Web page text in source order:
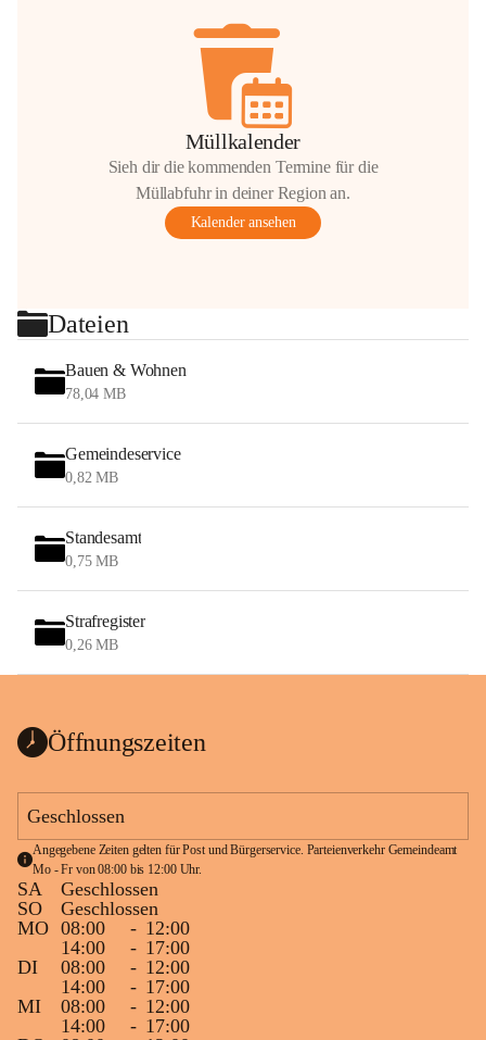
Müllkalender
Sieh dir die kommenden Termine für die
Müllabfuhr in deiner Region an.
Kalender ansehen
Dateien
Bauen & Wohnen
78,04 MB
Gemeindeservice
0,82 MB
Standesamt
0,75 MB
Strafregister
0,26 MB
Öffnungszeiten
Geschlossen
Angegebene Zeiten gelten für Post und Bürgerservice. Parteienverkehr Gemeindeamt
Mo - Fr von 08:00 bis 12:00 Uhr.
SA
Geschlossen
SO
Geschlossen
MO 08:00 - 12:00
14:00
- 17:00
DI
08:00 - 12:00
14:00
- 17:00
MI
08:00 - 12:00
14:00
- 17:00